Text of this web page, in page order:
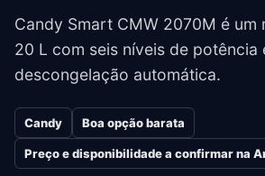
Candy Smart CMW 2070M é
20 L com seis níveis de potência
descongelação automática.
Candy Boa opção barata
Preço e disponibilidade a confirmar na